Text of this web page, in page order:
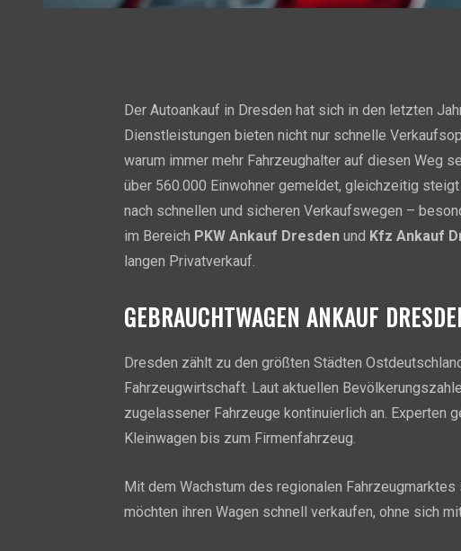
Der Autoankauf in Dresden hat sich in den letzten
Dienstleistungen bieten nicht nur schnelle
warum immer mehr Fahrzeughalter auf diesen Weg
über 560.000 Einwohner gemeldet, gleichzeitig
nach schnellen und sicheren Verkaufswegen –
im Bereich PKW Ankauf Dresden und Kfz Ankauf
langen Privatverkauf.
GEBRAUCHTWAGEN ANKAUF
Dresden zählt zu den größten Städten
Fahrzeugwirtschaft. Laut aktuellen
zugelassener Fahrzeuge kontinuierlich an. Experten
Kleinwagen bis zum Firmenfahrzeug.
Mit dem Wachstum des regionalen
möchten ihren Wagen schnell verkaufen, ohne sich